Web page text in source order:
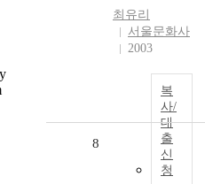
최유리
서울문화사
2003
복
사/
대
출
신
청
8